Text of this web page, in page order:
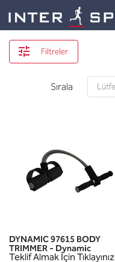
Filtreler
Sırala
DYNAMIC 97615 BODY
TRIMMER - Dynamic
Teklif Almak İçin Tıklayınız